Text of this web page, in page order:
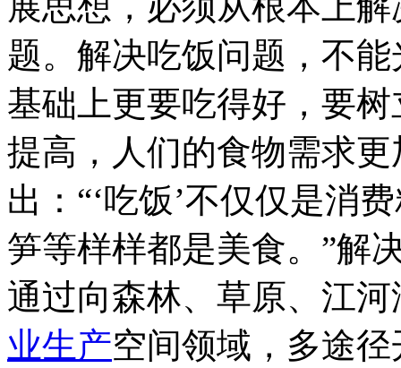
题。解决吃饭问题，不
基础上更要吃得好，要
提高，人们的食物需求
出：“‘吃饭’不仅仅是消
笋等样样都是美食。”解
通过向森林、草原、江
业生产空间领域，多途